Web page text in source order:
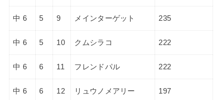
中 6 5 9 メインターゲット 235
中 6 5 10 クムシラコ 222
中 6 6 11 フレンドパル 222
中 6 6 12 リュウノメアリー 197